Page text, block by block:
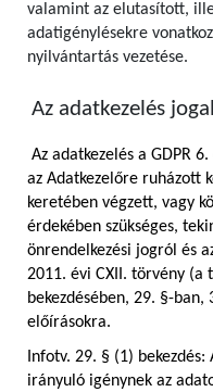
valamint az elutasított,
adatigénylésekre
nyilvántartás vezetése.
Az adatkezelés
Az adatkezelés a GDPR
az Adatkezelőre ruházott
keretében végzett, vagy
érdekében szükséges,
önrendelkezési jogról és
2011. évi CXII. törvény (a
bekezdésében, 29. §-
előírásokra.
Infotv. 29. § (1)
irányuló igénynek az